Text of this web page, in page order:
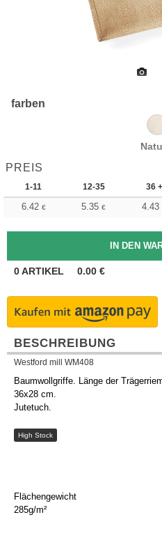
farben
PREIS
1-11 12-35 36 +
6.42 € 5.35 € 4.43
0ARTIKEL 0.00 €
BESCHREIBUNG
Westford mill WM408
Baumwollgriffe. Länge der
36x28 cm.
Jutetuch.
High Stock
Flächengewicht
285g/m²